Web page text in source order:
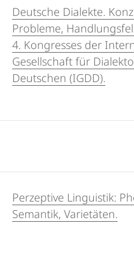
Deutsche Dialekte.
Probleme,
4. Kongresses der
Gesellschaft für
Deutschen (IGDD).
Perzeptive Linguistik:
Semantik, Varietäten.